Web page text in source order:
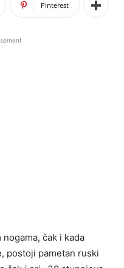
Pinterest
čak i kada
postoji pametan ruski